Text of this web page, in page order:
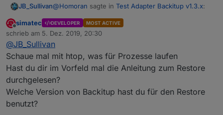
JB_Sullivan@Homoran sagte in Test Adapter Backitup v1.3.x:
mal F5 oder STRG-F5 gedrückt
Habe ich eben gerade gemacht - nun ist das
Webinterface nicht mehr erreichbar. Ich habe aber
übelst viel Netzwerk Traffic und das ist ein NUC,
außer dem Betriebssystem und ioB noch nichts
Offline
simatec DEVELOPER MOST ACTIVE
schrieb am 5. Dez. 2019, 20:30
zuletzt editiert von
@JB_Sullivan
Schaue mal mit htop, was für Prozesse laufen
Hast du dir im Vorfeld mal die Anleitung zum Restore
durchgelesen?
Welche Version von Backitup hast du für den Restore
benutzt?